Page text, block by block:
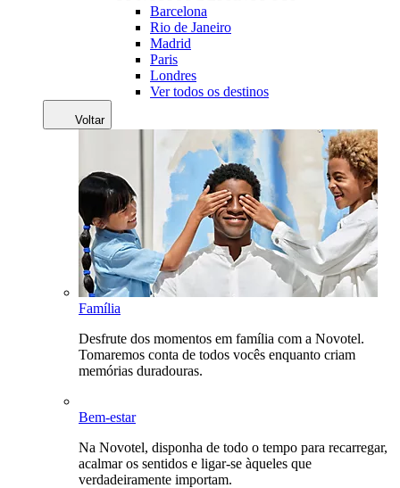
Barcelona
Rio de Janeiro
Madrid
Paris
Londres
Ver todos os destinos
Voltar
Família
Desfrute dos momentos em família com a Novotel.
Tomaremos conta de todos vocês enquanto criam
memórias duradouras.
Bem-estar
Na Novotel, disponha de todo o tempo para recarregar,
acalmar os sentidos e ligar-se àqueles que
verdadeiramente importam.